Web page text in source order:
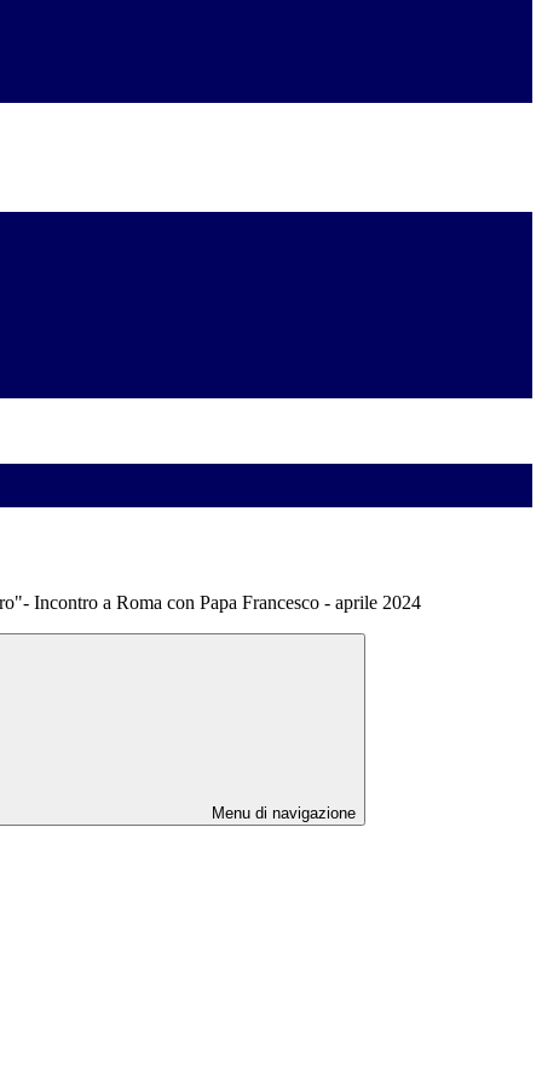
Incontro a Roma con Papa Francesco - aprile 2024
Menu di navigazione